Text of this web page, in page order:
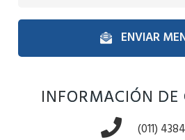
ENVIAR
INFORMACIÓN DE
(011)